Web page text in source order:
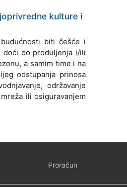
kulture i
biti češće i
doći do produljenja i/ili
a samim time i na
odstupanja prinosa
održavanje
ili osiguravanjem
Proračun